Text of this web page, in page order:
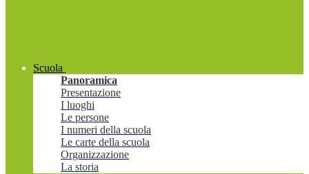
Scuola
Panoramica
Presentazione
I luoghi
Le persone
I numeri della scuola
Le carte della scuola
Organizzazione
La storia